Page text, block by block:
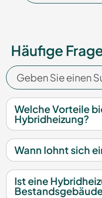
Häufige
Welche Vorteile
Hybridheizung?
Wann lohnt sich
Ist eine